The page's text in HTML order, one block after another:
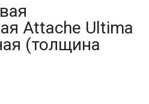
Attache Ultima
(толщина